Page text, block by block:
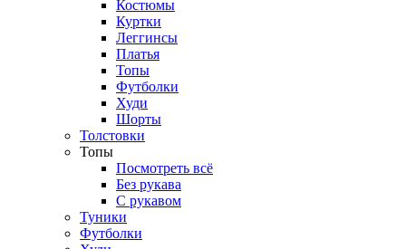
Костюмы
Куртки
Леггинсы
Платья
Топы
Футболки
Худи
Шорты
Толстовки
Топы
Посмотреть всё
Без рукава
С рукавом
Туники
Футболки